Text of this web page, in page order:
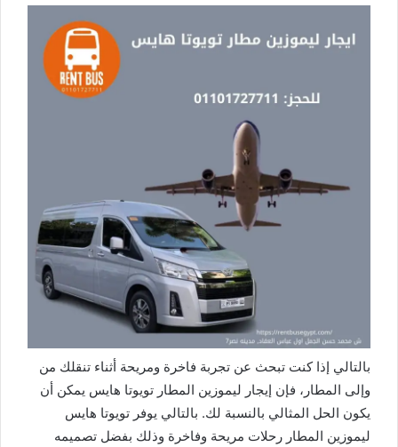
بالتالي إذا كنت تبحث عن تجربة فاخرة ومريحة أثناء تنقلك من
وإلى المطار، فإن إيجار ليموزين المطار تويوتا هايس يمكن أن
يكون الحل المثالي بالنسبة لك. بالتالي يوفر تويوتا هايس
ليموزين المطار رحلات مريحة وفاخرة وذلك بفضل تصميمه